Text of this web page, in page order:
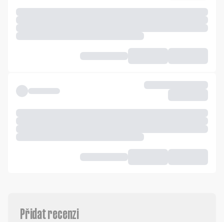
Přidat recenzi